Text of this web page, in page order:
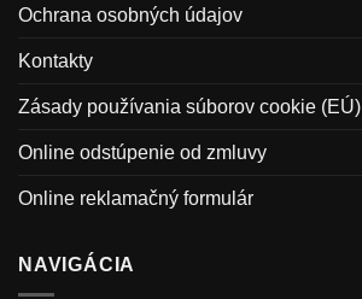
Ochrana osobných údajov
Kontakty
Zásady používania súborov cookie (EÚ)
Online odstúpenie od zmluvy
Online reklamačný formulár
NAVIGÁCIA